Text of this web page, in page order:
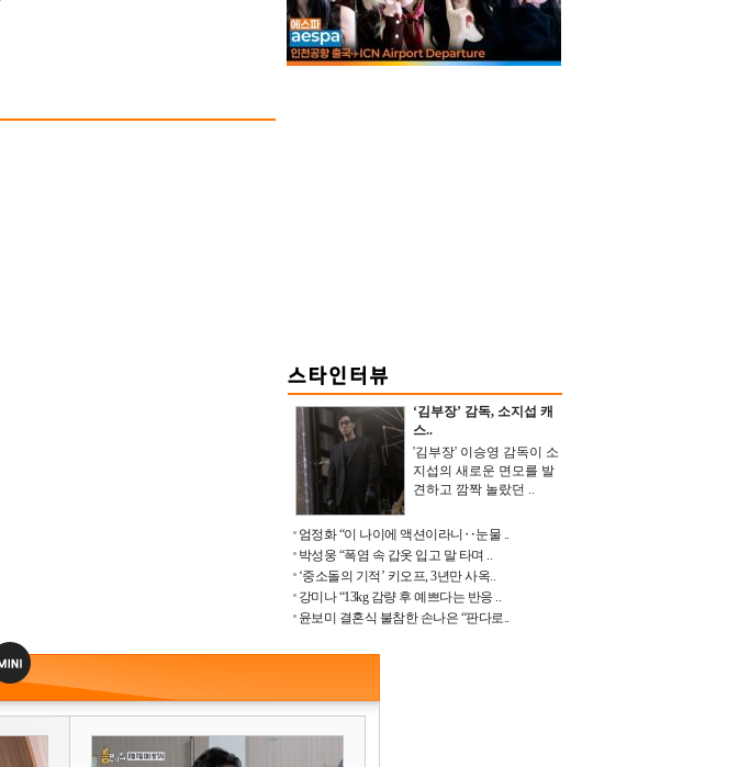
‘김부장’ 감독, 소지섭 캐
스..
'김부장' 이승영 감독이 소
지섭의 새로운 면모를 발
견하고 깜짝 놀랐던 ..
엄정화 “이 나이에 액션이라니‥눈물 ..
박성웅 “폭염 속 갑옷 입고 말 타며 ..
‘중소돌의 기적’ 키오프, 3년만 사옥..
강미나 “13kg 감량 후 예쁘다는 반응 ..
윤보미 결혼식 불참한 손나은 “판다로..